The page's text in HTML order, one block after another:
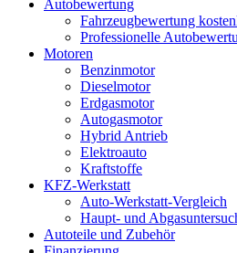
Autobewertung
Fahrzeugbewertung
Professionelle
Motoren
Benzinmotor
Dieselmotor
Erdgasmotor
Autogasmotor
Hybrid Antrieb
Elektroauto
Kraftstoffe
KFZ-Werkstatt
Auto-Werkstatt-Vergleich
Haupt- und
Autoteile und Zubehör